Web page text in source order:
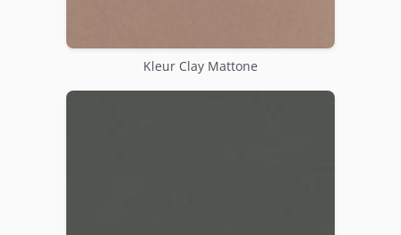
Kleur Clay Mattone